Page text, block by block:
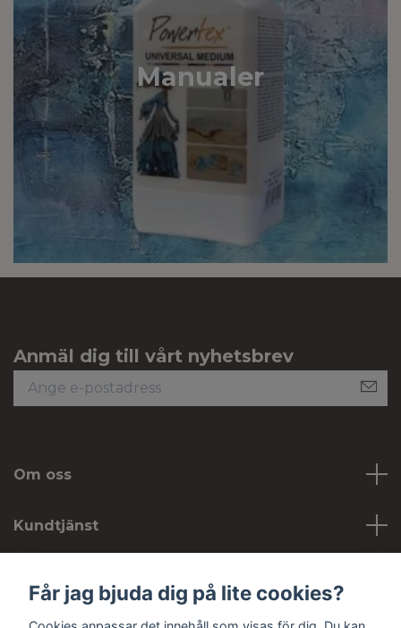
Manualer
Anmäl dig till vårt nyhetsbrev
Om oss
Kundtjänst
Får jag bjuda dig på lite cookies?